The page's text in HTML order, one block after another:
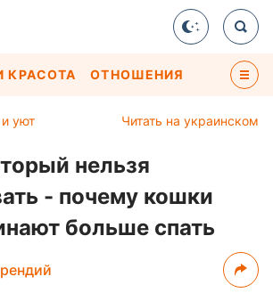
КРАСОТА ОТНОШЕНИЯ
Читать на украинском
уют
нельзя
- почему кошки
больше спать